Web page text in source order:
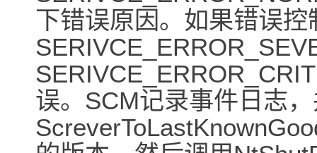
下错误原因。如果错误控
误。SCM记录事件日志